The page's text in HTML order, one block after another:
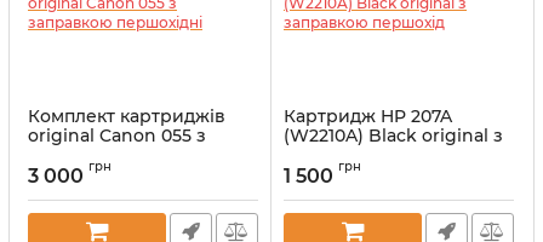
Комплект картриджів
original Canon 055 з
Артикул: Can055
3 000 грн
Картридж HP 207A
(W2210A) Black original з
Артикул:
1 500 грн